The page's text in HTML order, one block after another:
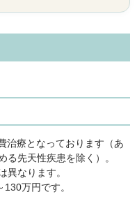
治療となっております（あ
る先天性疾患を除く）。
異なります。
万円です。